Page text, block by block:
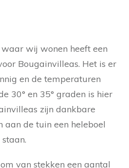
wij wonen heeft een
Bougainvilleas. Het is er
en de temperaturen
30° en 35° graden is hier
zijn dankbare
aan de tuin een heleboel
van stekken een aantal